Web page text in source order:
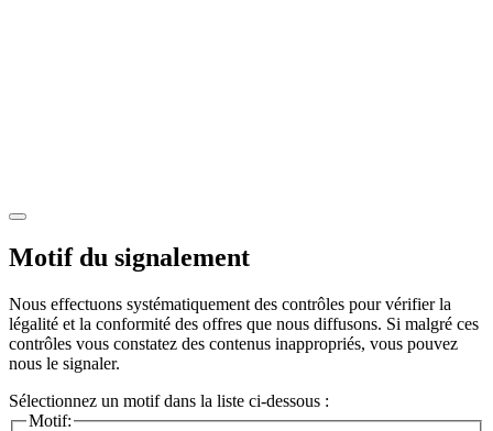
Motif du signalement
Nous effectuons systématiquement des contrôles pour vérifier la
légalité et la conformité des offres que nous diffusons. Si malgré ces
contrôles vous constatez des contenus inappropriés, vous pouvez
nous le signaler.
Sélectionnez un motif dans la liste ci-dessous :
Motif: